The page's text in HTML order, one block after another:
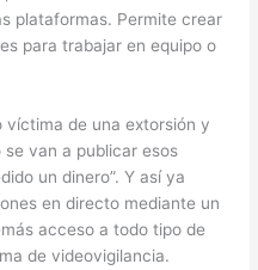
plataformas. Permite crear
para trabajar en equipo o
víctima de una extorsión y
van a publicar esos
un dinero”. Y así ya
en directo mediante un
acceso a todo tipo de
de videovigilancia.